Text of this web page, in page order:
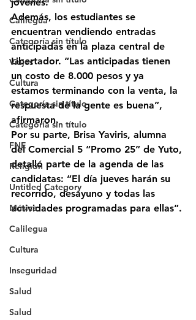
Calilegua
Categoría sin título
Viajes
Cultura
Categoría sin título
Categoría sin título
FNE
Religión
Untitled Category
Música
Calilegua
Cultura
Inseguridad
Salud
Salud
jóvenes.
Además, los estudiantes se
encuentran vendiendo entradas
anticipadas en la plaza central de
Libertador. “Las anticipadas tienen
un costo de 8.000 pesos y ya
estamos terminando con la venta, la
respuesta de la gente es buena”,
afirmaron.
Por su parte, Brisa Yaviris, alumna
del Comercial 5 “Promo 25” de Yuto,
detalló parte de la agenda de las
candidatas: “El día jueves harán su
recorrido, desayuno y todas las
actividades programadas para ellas”.